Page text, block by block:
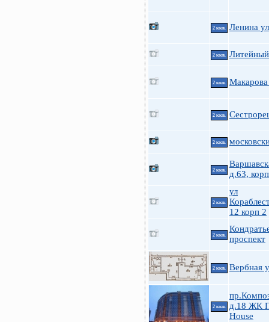
2 ккв. Ленина
2 ккв.
2 ккв.
2 ккв.
2 ккв.
2 ккв.
д.63,
2 ккв.
ул
12 корп 2
2 ккв.
проспект
2 ккв. Вербная
2 ккв.
д.18 ЖК
House